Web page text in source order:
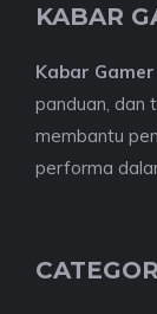
KABAR
Kabar Gamer
panduan, dan
membantu
performa